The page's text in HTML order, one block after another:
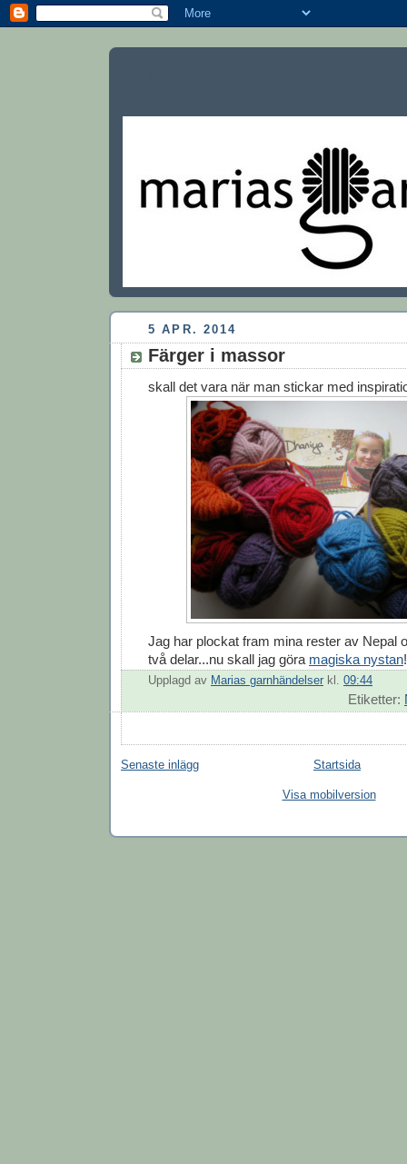
5 APR. 2014
Färger i massor
skall det vara när man stickar med
Jag har plockat fram mina rester av Nepal
två delar...nu skall jag göra magiska nystan!
Upplagd av Marias garnhändelser kl. 09:44
Etiketter:
Senaste inlägg Startsida
Visa mobilversion